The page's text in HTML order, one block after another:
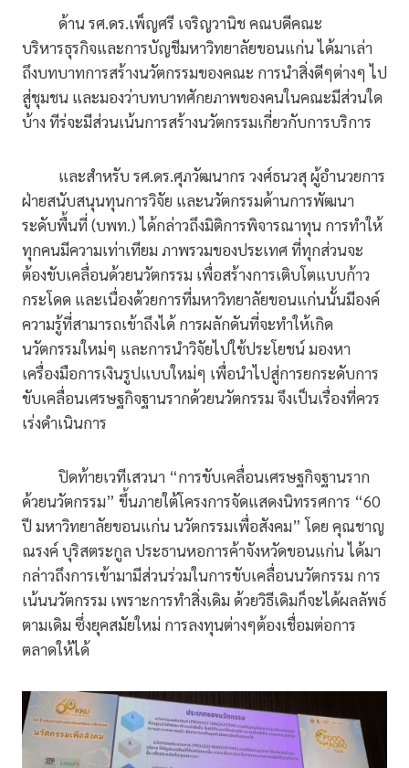
ด้าน รศ.ดร.เพ็ญศรี เจริญวานิช คณบดีคณะ
บริหารธุรกิจและการบัญชีมหาวิทยาลัยขอนแก่น ได้มาเล่า
ถึงบทบาทการสร้างนวัตกรรมของคณะ การนำสิ่งดีๆต่างๆ ไป
สู่ชุมชน และมองว่าบทบาทศักยภาพของคนในคณะมีส่วนใด
บ้าง ทีร่จะมีส่วนเน้นการสร้างนวัตกรรมเกี่ยวกับการบริการ
และสำหรับ รศ.ดร.ศุภวัฒนากร วงศ์ธนวสุ ผู้อำนวยการ
ฝ่ายสนับสนุนทุนการวิจัย และนวัตกรรมด้านการพัฒนา
ระดับพื้นที่ (บพท.) ได้กล่าวถึงมิติการพิจารณาทุน การทำให้
ทุกคนมีความเท่าเทียม ภาพรวมของประเทศ ที่ทุกส่วนจะ
ต้องขับเคลื่อนด้วยนวัตกรรม เพื่อสร้างการเติบโตแบบก้าว
กระโดด และเนื่องด้วยการที่มหาวิทยาลัยขอนแก่นนั้นมีองค์
ความรู้ที่สามารถเข้าถึงได้ การผลักดันที่จะทำให้เกิด
นวัตกรรมใหม่ๆ และการนำวิจัยไปใช้ประโยชน์ มองหา
เครื่องมือการเงินรูปแบบใหม่ๆ เพื่อนำไปสู่การยกระดับการ
ขับเคลื่อนเศรษฐกิจฐานรากด้วยนวัตกรรม จึงเป็นเรื่องที่ควร
เร่งดำเนินการ
ปิดท้ายเวทีเสวนา “การขับเคลื่อนเศรษฐกิจฐานราก
ด้วยนวัตกรรม” ขึ้นภายใต้โครงการจัดแสดงนิทรรศการ “60
ปี มหาวิทยาลัยขอนแก่น นวัตกรรมเพื่อสังคม” โดย คุณชาญ
ณรงค์ บุริสตระกูล ประธานหอการค้าจังหวัดขอนแก่น ได้มา
กล่าวถึงการเข้ามามีส่วนร่วมในการขับเคลื่อนนวัตกรรม การ
เน้นนวัตกรรม เพราะการทำสิ่งเดิม ด้วยวิธีเดิมก็จะได้ผลลัพธ์
ตามเดิม ซึ่งยุคสมัยใหม่ การลงทุนต่างๆต้องเชื่อมต่อการ
ตลาดให้ได้